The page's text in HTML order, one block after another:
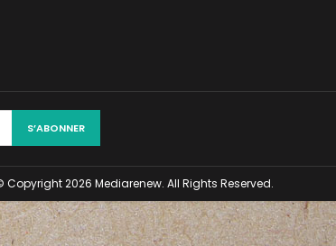
Copyright 2026 Mediarenew. All Rights Reserved.